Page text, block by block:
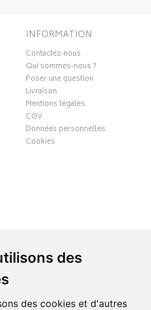
des
des cookies et d'autres
INFORMATION
Contactez-nous
Qui sommes-nous ?
Poser une question
Livraison
Mentions légales
CGV
Données personnelles
Cookies